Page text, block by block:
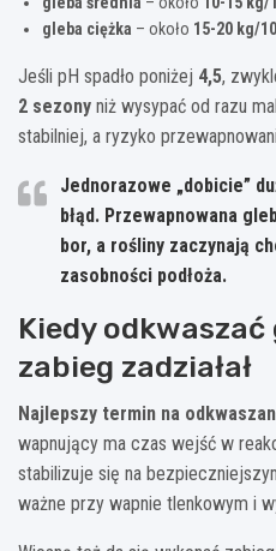
gleba ciężka – około 15-20 kg/
Jeśli pH spadło poniżej 4,5,
2 sezony niż wysypać od razu
stabilniej, a ryzyko
Jednorazowe „dobicie”
błąd. Przewapnowana
bor, a rośliny zaczynają
zasobności podłoża.
Kiedy odkwaszać
zabieg zadziałał
Najlepszy termin na
wapnujący ma czas wejść w
stabilizuje się na
ważne przy wapnie tlenkowym i